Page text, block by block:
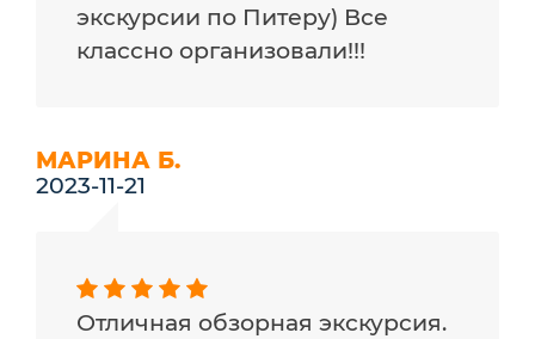
экскурсии по Питеру) Все
классно организовали!!!
МАРИНА Б.
2023-11-21
Отличная обзорная экскурсия.